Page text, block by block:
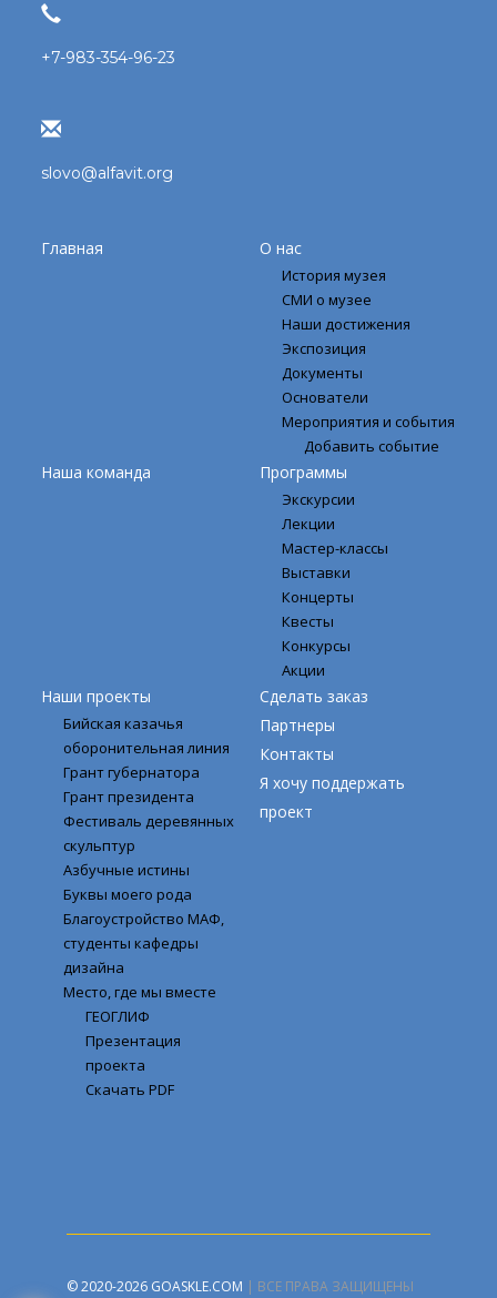
+7-983-354-96-23
slovo@alfavit.org
Главная О нас
История музея
СМИ о музее
Наши достижения
Экспозиция
Документы
Основатели
Мероприятия и события
Добавить событие
Наша команда Программы
Экскурсии
Лекции
Мастер-классы
Выставки
Концерты
Квесты
Конкурсы
Акции
Наши проекты
Бийская казачья
оборонительная линия
Грант губернатора
Грант президента
Фестиваль деревянных
скульптур
Азбучные истины
Буквы моего рода
Благоустройство МАФ,
студенты кафедры
дизайна
Место, где мы вместе
ГЕОГЛИФ
Презентация
проекта
Скачать PDF
Сделать заказ
Партнеры
Контакты
Я хочу поддержать
проект
© 2020-2026 GOASKLE.COM | ВСЕ ПРАВА ЗАЩИЩЕНЫ